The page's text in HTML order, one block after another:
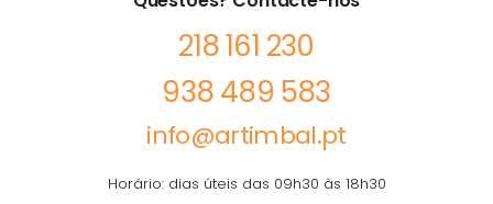
218 161 230
938 489 583
info@artimbal.pt
Horário: dias úteis das 09h30 às 18h30